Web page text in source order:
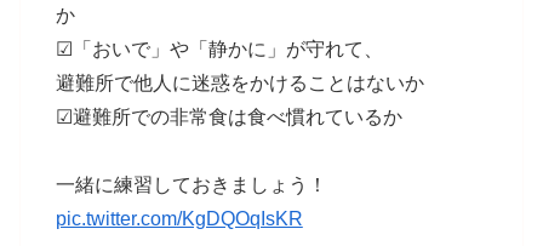
か
☑「おいで」や「静かに」が守れて、
避難所で他人に迷惑をかけることはないか
☑避難所での非常食は食べ慣れているか
一緒に練習しておきましょう！
pic.twitter.com/KgDQOqIsKR